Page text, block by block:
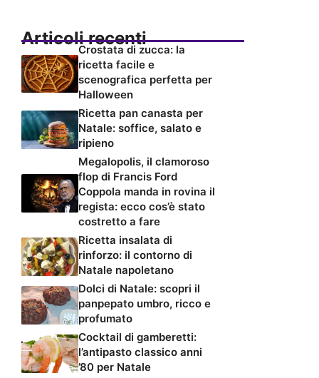
Articoli recenti
Crostata di zucca: la
ricetta facile e
scenografica perfetta per
Halloween
Ricetta pan canasta per
Natale: soffice, salato e
ripieno
Megalopolis, il clamoroso
flop di Francis Ford
Coppola manda in rovina il
regista: ecco cos’è stato
costretto a fare
Ricetta insalata di
rinforzo: il contorno di
Natale napoletano
Dolci di Natale: scopri il
panpepato umbro, ricco e
profumato
Cocktail di gamberetti:
l’antipasto classico anni
’80 per Natale